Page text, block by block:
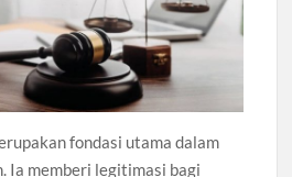
fondasi utama dalam
Ia memberi legitimasi bagi